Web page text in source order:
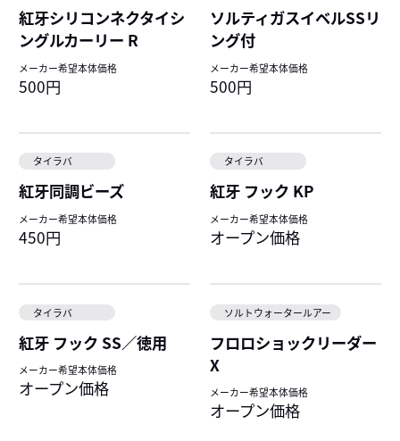
紅牙シリコンネクタイシ
ングルカーリー R
メーカー希望本体価格
500円
ソルティガスイベルSSリ
ング付
メーカー希望本体価格
500円
タイラバ
紅牙同調ビーズ
メーカー希望本体価格
450円
タイラバ
紅牙 フック KP
メーカー希望本体価格
オープン価格
タイラバ
紅牙 フック SS／徳用
メーカー希望本体価格
オープン価格
ソルトウォータールアー
フロロショックリーダー
X
メーカー希望本体価格
オープン価格